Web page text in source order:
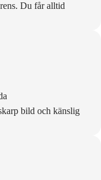
Du får alltid
bild och känslig